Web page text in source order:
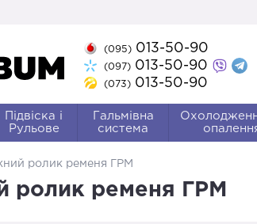
(095)013-50-90
(097)013-50-90
(073)013-50-90
Підвіска і
Рульове
Гальмівна
система
ролик ременя ГРМ
ролик ременя ГРМ